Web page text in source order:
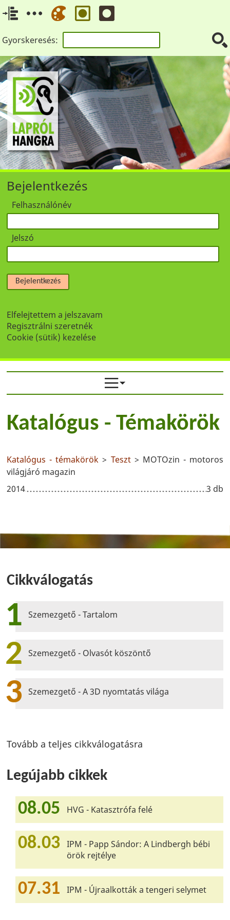
Gyorskeresés:
Bejelentkezés
Felhasználónév
Jelszó
Bejelentkezés
Elfelejtettem a jelszavam
Regisztrálni szeretnék
Cookie (sütik) kezelése
Katalógus - Témakörök
Katalógus - témakörök > Teszt> MOTOzin - motoros
világjáró magazin
2014
3 db
Cikkválogatás
1 Szemezgető - Tartalom
2 Szemezgető - Olvasót köszöntő
3 Szemezgető - A 3D nyomtatás világa
Tovább a teljes cikkválogatásra
Legújabb cikkek
08.05 HVG - Katasztrófa felé
08.03
IPM - Papp Sándor: A Lindbergh bébi
örök rejtélye
07.31 IPM - Újraalkották a tengeri selymet